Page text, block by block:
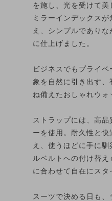
を施し、光を受けて
ミラーインデックス
え、シンプルであり
に仕上げました。
ビジネスでもプライベ
象を自然に引き出す
ね備えたおしゃれウォ
ストラップには、高
ーを使用。耐久性と
え、使うほどに手に
ルベルトへの付け替
に合わせて自在にスタ
スーツで決める日も、